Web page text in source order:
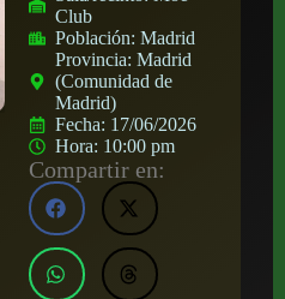
Club
Población:Madrid
Provincia:Madrid
(Comunidad de
Madrid)
Fecha: 17/06/2026
Hora: 10:00 pm
Compartir en: